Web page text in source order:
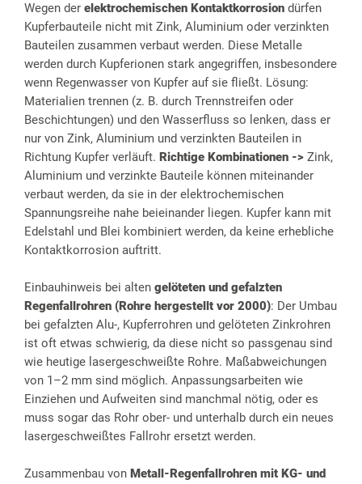
Wegen der elektrochemischen Kontaktkorrosion dürfen
Kupferbauteile nicht mit Zink, Aluminium oder verzinkten
Bauteilen zusammen verbaut werden. Diese Metalle
werden durch Kupferionen stark angegriffen, insbesondere
wenn Regenwasser von Kupfer auf sie fließt. Lösung:
Materialien trennen (z. B. durch Trennstreifen oder
Beschichtungen) und den Wasserfluss so lenken, dass er
nur von Zink, Aluminium und verzinkten Bauteilen in
Richtung Kupfer verläuft. Richtige Kombinationen -> Zink,
Aluminium und verzinkte Bauteile können miteinander
verbaut werden, da sie in der elektrochemischen
Spannungsreihe nahe beieinander liegen. Kupfer kann mit
Edelstahl und Blei kombiniert werden, da keine erhebliche
Kontaktkorrosion auftritt.
Einbauhinweis bei alten gelöteten und gefalzten
Regenfallrohren (Rohre hergestellt vor 2000): Der Umbau
bei gefalzten Alu-, Kupferrohren und gelöteten Zinkrohren
ist oft etwas schwierig, da diese nicht so passgenau sind
wie heutige lasergeschweißte Rohre. Maßabweichungen
von 1–2 mm sind möglich. Anpassungsarbeiten wie
Einziehen und Aufweiten sind manchmal nötig, oder es
muss sogar das Rohr ober- und unterhalb durch ein neues
lasergeschweißtes Fallrohr ersetzt werden.
Zusammenbau von Metall-Regenfallrohren mit KG- und